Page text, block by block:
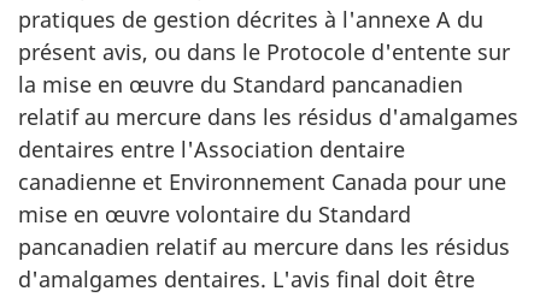
pratiques de gestion décrites à l'annexe A du
présent avis, ou dans le Protocole d'entente sur
la mise en œuvre du Standard pancanadien
relatif au mercure dans les résidus d'amalgames
dentaires entre l'Association dentaire
canadienne et Environnement Canada pour une
mise en œuvre volontaire du Standard
pancanadien relatif au mercure dans les résidus
d'amalgames dentaires. L'avis final doit être